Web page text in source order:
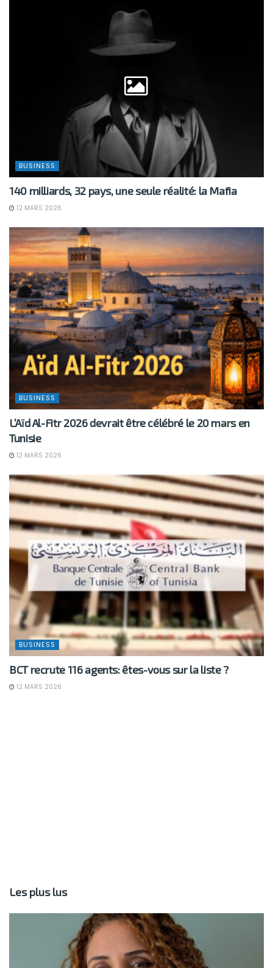
BUSINESS
140 milliards, 32 pays, une seule réalité: la Mafia
12 MARS 2026
BUSINESS
L’Aïd Al-Fitr 2026 devrait être célébré le 20 mars en
Tunisie
12 MARS 2026
BUSINESS
BCT recrute 116 agents: êtes-vous sur la liste ?
12 MARS 2026
Les plus lus